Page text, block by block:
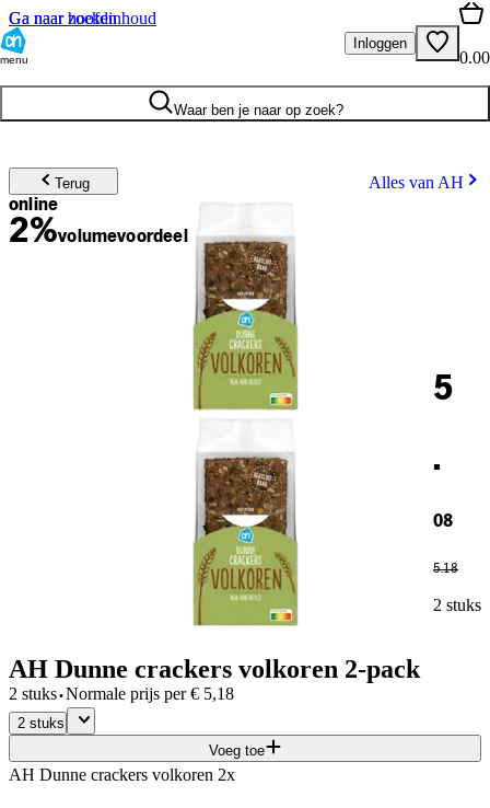
Ga naar hoofdinhoud
Ga naar zoeken
menu
Inloggen
0.00
Waar ben je naar op zoek?
Terug Alles van AH
online
2%volumevoordeel
5
.
08
5.18
2 stuks
AH Dunne crackers volkoren 2-pack
2 stuks·Normale prijs per € 5,18
2 stuks
Voeg toe
AH Dunne crackers volkoren 2x